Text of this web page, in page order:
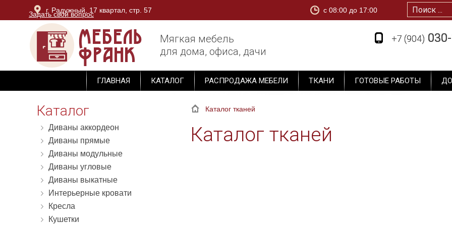
Задать свой вопрос
г. Радужный, 17 квартал, стр. 57
г. Владимир, ОТК Тандем, блок Юг, 3 этаж, секция М-1
c 08:00 до 17:00
Мягкая мебель
для дома, офиса, дачи
+7 (904)
+7 (904)
ГЛАВНАЯ КАТАЛОГ РАСПРОДАЖА МЕБЕЛИ ТКАНИ ГОТОВЫЕ РАБОТЫ
Каталог
Диваны аккордеон
Диваны прямые
Диваны модульные
Диваны угловые
Диваны выкатные
Интерьерные кровати
Кресла
Кушетки
Каталог тканей
Каталог тканей